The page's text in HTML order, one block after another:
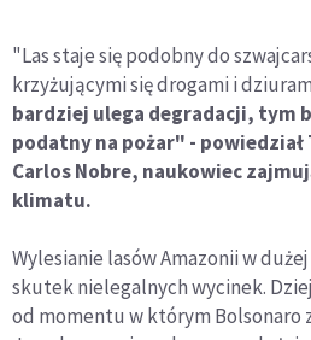
"Las staje się podobny do
krzyżującymi się drogami i
bardziej ulega degradacji, tym
podatny na pożar" -
Carlos Nobre, naukowiec
klimatu.
Wylesianie lasów Amazonii w
skutek nielegalnych wycinek.
od momentu w którym Bolsonaro